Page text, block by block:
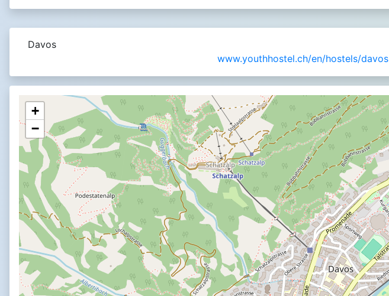
Davos
www.youthhostel.ch/en/hostels/davos
+
−